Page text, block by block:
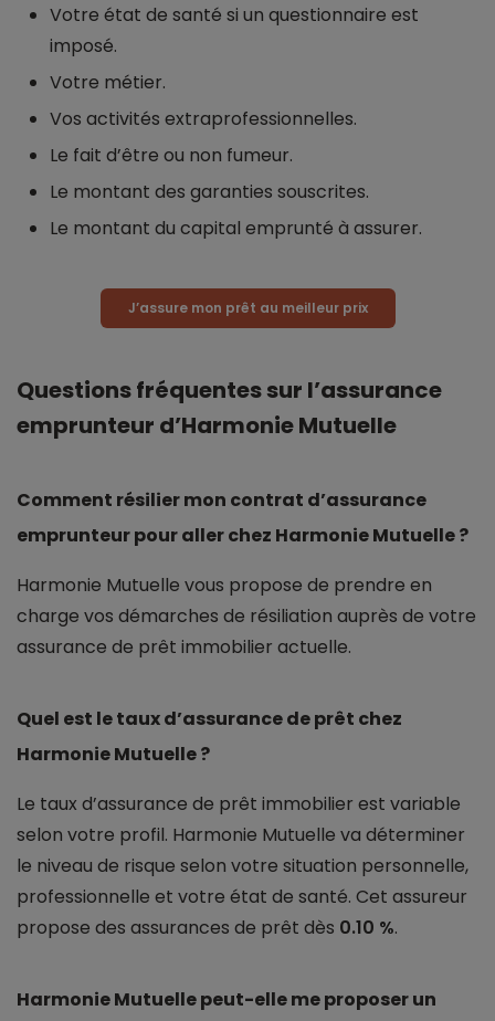
Votre état de santé si un questionnaire est
imposé.
Votre métier.
Vos activités extraprofessionnelles.
Le fait d’être ou non fumeur.
Le montant des garanties souscrites.
Le montant du capital emprunté à assurer.
J’assure mon prêt au meilleur prix
Questions fréquentes sur l’assurance
emprunteur d’Harmonie Mutuelle
Comment résilier mon contrat d’assurance
emprunteur pour aller chez Harmonie Mutuelle ?
Harmonie Mutuelle vous propose de prendre en
charge vos démarches de résiliation auprès de votre
assurance de prêt immobilier actuelle.
Quel est le taux d’assurance de prêt chez
Harmonie Mutuelle ?
Le taux d’assurance de prêt immobilier est variable
selon votre profil. Harmonie Mutuelle va déterminer
le niveau de risque selon votre situation personnelle,
professionnelle et votre état de santé. Cet assureur
propose des assurances de prêt dès 0.10 %.
Harmonie Mutuelle peut-elle me proposer un